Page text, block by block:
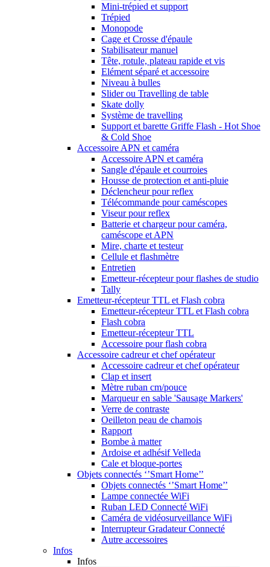
Mini-trépied et support
Trépied
Monopode
Cage et Crosse d'épaule
Stabilisateur manuel
Tête, rotule, plateau rapide et vis
Elément séparé et accessoire
Niveau à bulles
Slider ou Travelling de table
Skate dolly
Système de travelling
Support et barette Griffe Flash - Hot Shoe
& Cold Shoe
Accessoire APN et caméra
Accessoire APN et caméra
Sangle d'épaule et courroies
Housse de protection et anti-pluie
Déclencheur pour reflex
Télécommande pour caméscopes
Viseur pour reflex
Batterie et chargeur pour caméra,
caméscope et APN
Mire, charte et testeur
Cellule et flashmètre
Entretien
Emetteur-récepteur pour flashes de studio
Tally
Emetteur-récepteur TTL et Flash cobra
Emetteur-récepteur TTL et Flash cobra
Flash cobra
Emetteur-récepteur TTL
Accessoire pour flash cobra
Accessoire cadreur et chef opérateur
Accessoire cadreur et chef opérateur
Clap et insert
Mètre ruban cm/pouce
Marqueur en sable 'Sausage Markers'
Verre de contraste
Oeilleton peau de chamois
Rapport
Bombe à matter
Ardoise et adhésif Velleda
Cale et bloque-portes
Objets connectés ‘’Smart Home’’
Objets connectés ‘’Smart Home’’
Lampe connectée WiFi
Ruban LED Connecté WiFi
Caméra de vidéosurveillance WiFi
Interrupteur Gradateur Connecté
Autre accessoires
Infos
Infos